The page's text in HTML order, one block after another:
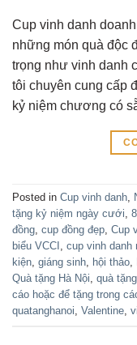
Cup vinh danh
những món quà độc
trọng như vinh danh
tôi chuyên cung cấp
kỷ niệm chương có
Posted in Cup vinh danh,
tặng kỷ niệm ngày cưới,
đồng, cup đồng đẹp, Cup
biểu VCCI , cup vinh danh
kiện, giáng sinh, hội thảo,
Quà tặng Hà Nội, quà
cáo hoặc để tặng trong
quatanghanoi, Valentine,